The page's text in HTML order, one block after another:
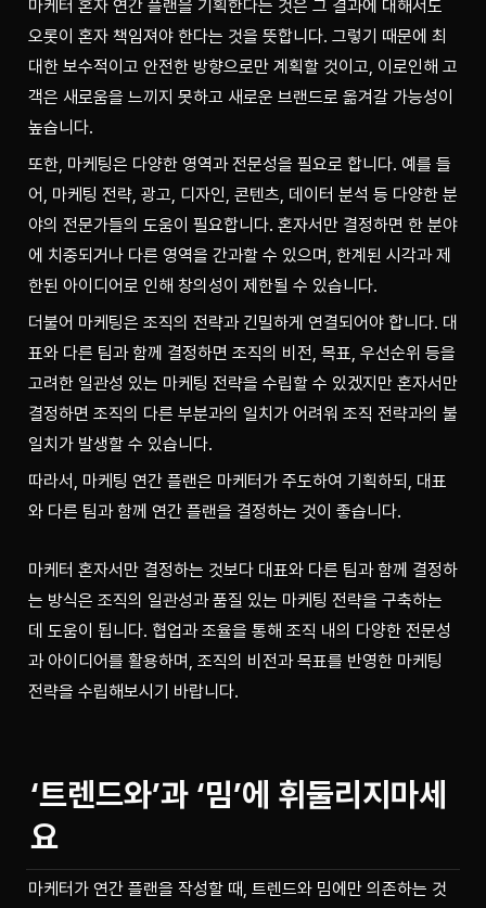
마케터 혼자 연간 플랜을 기획한다는 것은 그 결과에 대해서도
오롯이 혼자 책임져야 한다는 것을 뜻합니다. 그렇기 때문에 최
대한 보수적이고 안전한 방향으로만 계획할 것이고, 이로인해 고
객은 새로움을 느끼지 못하고 새로운 브랜드로 옮겨갈 가능성이
높습니다.
또한, 마케팅은 다양한 영역과 전문성을 필요로 합니다. 예를 들
어, 마케팅 전략, 광고, 디자인, 콘텐츠, 데이터 분석 등 다양한 분
야의 전문가들의 도움이 필요합니다. 혼자서만 결정하면 한 분야
에 치중되거나 다른 영역을 간과할 수 있으며, 한계된 시각과 제
한된 아이디어로 인해 창의성이 제한될 수 있습니다.
더불어 마케팅은 조직의 전략과 긴밀하게 연결되어야 합니다. 대
표와 다른 팀과 함께 결정하면 조직의 비전, 목표, 우선순위 등을
고려한 일관성 있는 마케팅 전략을 수립할 수 있겠지만 혼자서만
결정하면 조직의 다른 부분과의 일치가 어려워 조직 전략과의 불
일치가 발생할 수 있습니다.
따라서, 마케팅 연간 플랜은 마케터가 주도하여 기획하되, 대표
와 다른 팀과 함께 연간 플랜을 결정하는 것이 좋습니다.
마케터 혼자서만 결정하는 것보다 대표와 다른 팀과 함께 결정하
는 방식은 조직의 일관성과 품질 있는 마케팅 전략을 구축하는
데 도움이 됩니다. 협업과 조율을 통해 조직 내의 다양한 전문성
과 아이디어를 활용하며, 조직의 비전과 목표를 반영한 마케팅
전략을 수립해보시기 바랍니다.
‘트렌드와’과 ‘밈’에 휘둘리지마세
요
마케터가 연간 플랜을 작성할 때, 트렌드와 밈에만 의존하는 것